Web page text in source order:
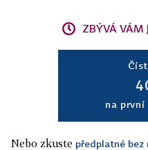
ZBÝVÁ VÁM
na první
Nebo zkuste předplatné